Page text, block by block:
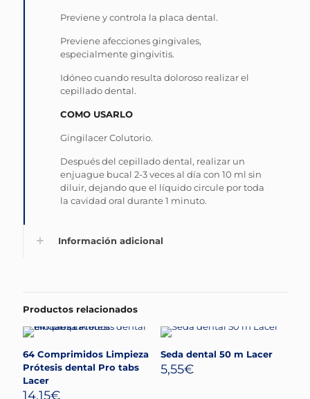
Previene y controla la placa dental.
Previene afecciones gingivales,
especialmente gingivitis.
Idóneo cuando resulta doloroso realizar el
cepillado dental.
COMO USARLO
Gingilacer Colutorio.
Después del cepillado dental, realizar un
enjuague bucal 2-3 veces al día con 10 ml sin
diluir, dejando que el líquido circule por toda
la cavidad oral durante 1 minuto.
Información adicional
Productos relacionados
64 Comprimidos Limpieza
Prótesis dental Pro tabs
Lacer
14,15€
Seda dental 50 m Lacer
5,55€